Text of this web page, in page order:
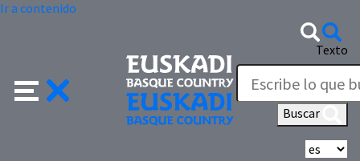
Ir a contenido
Texto
Buscar